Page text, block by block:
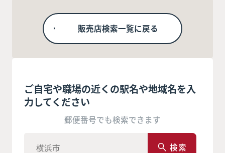
販売店検索一覧に戻る
ご自宅や職場の近くの駅名や地域名を入
力してください
郵便番号でも検索できます
検索